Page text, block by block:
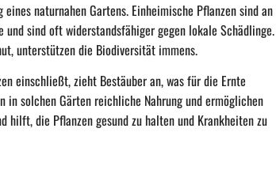
naturnahen Gartens. Einheimische Pflanzen sind an
sind oft widerstandsfähiger gegen lokale Schädlinge.
unterstützen die Biodiversität immens.
einschließt, zieht Bestäuber an, was für die Ernte
solchen Gärten reichliche Nahrung und ermöglichen
hilft, die Pflanzen gesund zu halten und Krankheiten zu